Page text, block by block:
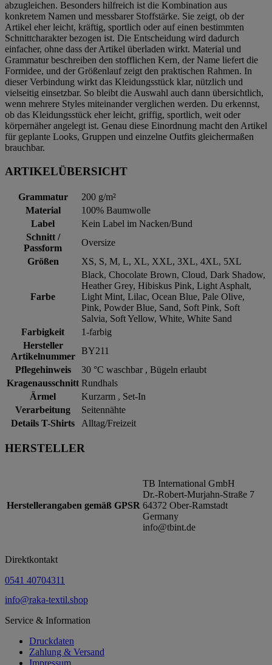
abzugleichen. Besonders hilfreich ist die Kombination aus
konkretem Namen und messbarer Stoffstärke. Sie zeigt, ob der
Artikel eher leicht, kräftig, sportlich oder auf einen bestimmten
Schnittcharakter bezogen ist. Die Entscheidung wird dadurch
einfacher, ohne dass der Artikel überladen wirkt. Material und
Grammatur beschreiben den stofflichen Kern, der Name liefert die
Formidee, und der Größenlauf zeigt den praktischen Rahmen. In
dieser Verbindung wirkt das Kleidungsstück klar, nützlich und
vielseitig einsetzbar. So bleibt die Auswahl auch dann übersichtlich,
wenn mehrere Styles miteinander verglichen werden. Du erkennst,
ob das Kleidungsstück eher leicht, griffig, sportlich, weit oder
körpernäher angelegt ist. Genau diese Einordnung macht den Artikel
für geplante Looks, Gruppen und einzelne Outfits gleichermaßen
brauchbar.
ARTIKELÜBERSICHT
Grammatur
200 g/m²
Material
100% Baumwolle
Label
Kein Label im Nacken/Bund
Schnitt /
Passform
Oversize
Größen
XS, S, M, L, XL, XXL, 3XL, 4XL, 5XL
Farbe
Black, Chocolate Brown, Cloud, Dark Shadow,
Heather Grey, Hibiskus Pink, Light Asphalt,
Light Mint, Lilac, Ocean Blue, Pale Olive,
Pink, Powder Blue, Sand, Soft Pink, Soft
Salvia, Soft Yellow, White, White Sand
Farbigkeit
1-farbig
Hersteller
Artikelnummer
BY211
Pflegehinweis
30 °C waschbar , Bügeln erlaubt
Kragenausschnitt Rundhals
Ärmel
Kurzarm , Set-In
Verarbeitung
Seitennähte
Details T-Shirts
Alltag/Freizeit
HERSTELLER
Herstellerangaben gemäß GPSR
TB International GmbH
Dr.-Robert-Murjahn-Straße 7
64372 Ober-Ramstadt
Germany
info@tbint.de
Direktkontakt
0541 40704311
info@raka-textil.shop
Service & Information
Druckdaten
Zahlung & Versand